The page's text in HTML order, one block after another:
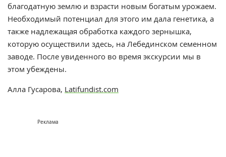
благодатную землю и взрасти новым богатым урожаем.
Необходимый потенциал для этого им дала генетика, а
также надлежащая обработка каждого зернышка,
которую осуществили здесь, на Лебединском семенном
заводе. После увиденного во время экскурсии мы в
этом убеждены.
Алла Гусарова, Latifundist.com
Реклама